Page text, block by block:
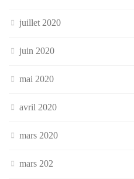
juillet 2020
juin 2020
mai 2020
avril 2020
mars 2020
mars 202